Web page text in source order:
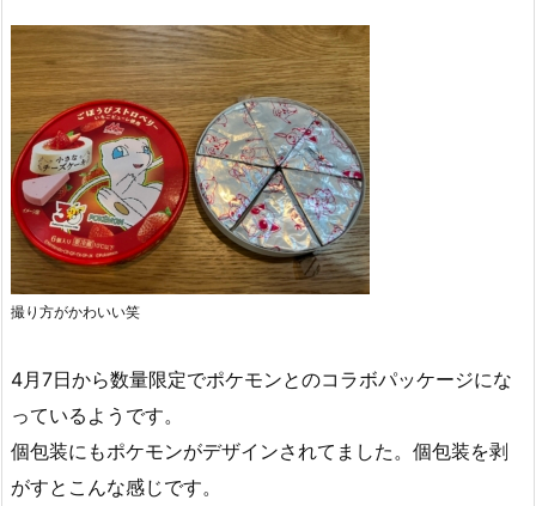
撮り方がかわいい笑
4月7日から数量限定でポケモンとのコラボパッケージにな
っているようです。
個包装にもポケモンがデザインされてました。個包装を剥
がすとこんな感じです。